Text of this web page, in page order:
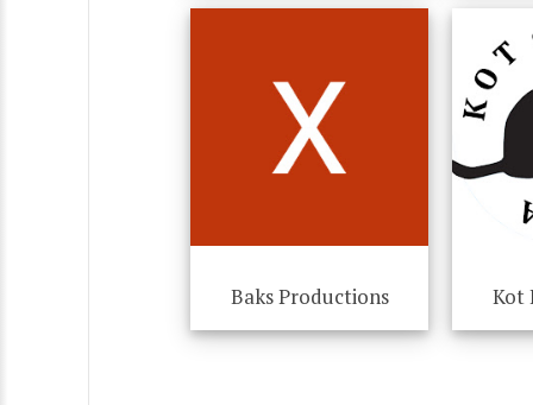
Baks Productions Kot